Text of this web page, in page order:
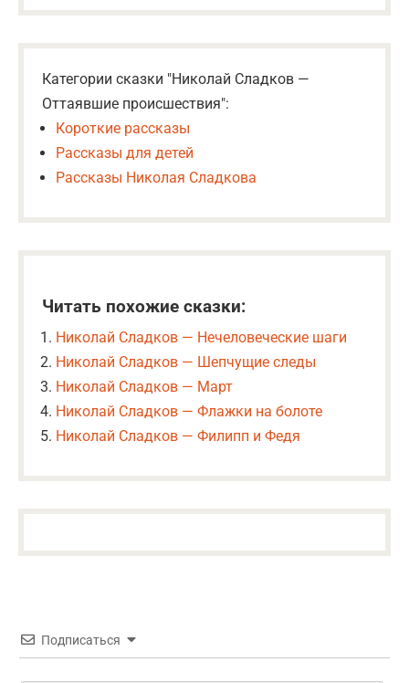
Категории сказки "Николай Сладков —
Оттаявшие происшествия":
Короткие рассказы
Рассказы для детей
Рассказы Николая Сладкова
Читать похожие сказки:
Николай Сладков — Нечеловеческие шаги
Николай Сладков — Шепчущие следы
Николай Сладков — Март
Николай Сладков — Флажки на болоте
Николай Сладков — Филипп и Федя
Подписаться